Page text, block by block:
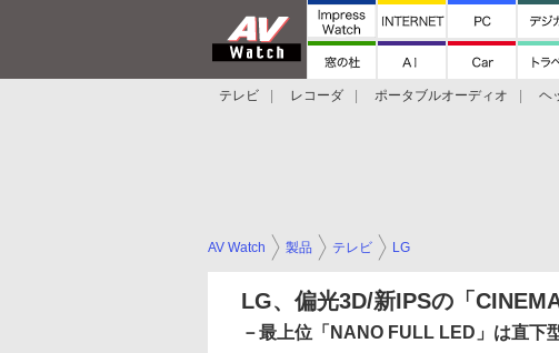
テレビ レコーダ ポータブルオーディオ ヘ
AV Watch 製品 テレビ LG
LG、偏光3D/新IPSの「
－最上位「NANO FULL LED」は直下